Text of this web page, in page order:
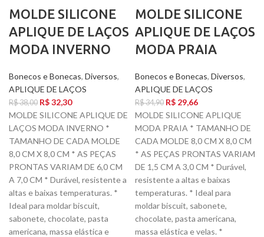
MOLDE SILICONE
APLIQUE DE LAÇOS
MODA INVERNO
Bonecos e Bonecas, Diversos,
APLIQUE DE LAÇOS
R$38,00 R$32,30
MOLDE SILICONE APLIQUE DE
LAÇOS MODA INVERNO *
TAMANHO DE CADA MOLDE
8,0 CM X 8,0 CM * AS PEÇAS
PRONTAS VARIAM DE 6,0 CM
A 7,0 CM * Durável, resistente a
altas e baixas temperaturas. *
Ideal para moldar biscuit,
sabonete, chocolate, pasta
americana, massa elástica e
MOLDE SILICONE
APLIQUE DE LAÇOS
MODA PRAIA
Bonecos e Bonecas, Diversos,
APLIQUE DE LAÇOS
R$34,90 R$ 29,66
MOLDE SILICONE APLIQUE
MODA PRAIA * TAMANHO DE
CADA MOLDE 8,0 CM X 8,0 CM
* AS PEÇAS PRONTAS VARIAM
DE 1,5 CM A 3,0 CM * Durável,
resistente a altas e baixas
temperaturas. * Ideal para
moldar biscuit, sabonete,
chocolate, pasta americana,
massa elástica e velas. *